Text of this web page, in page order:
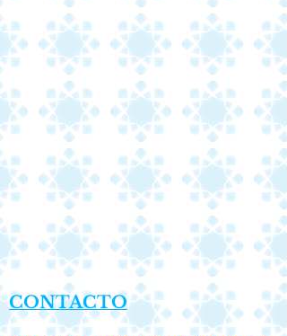
CONTACTO